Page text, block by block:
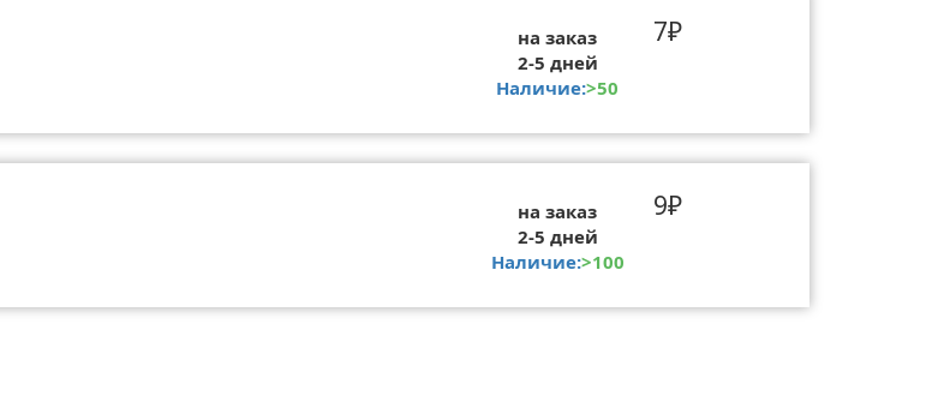
на заказ
2-5 дней
Наличие:>50
7₽
на заказ
2-5 дней
Наличие:>100
9₽